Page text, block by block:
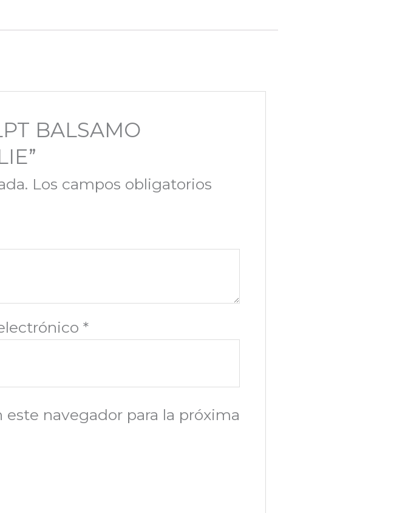
BALSAMO
Los campos obligatorios
*
navegador para la próxima